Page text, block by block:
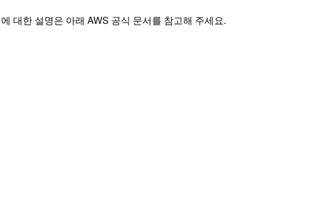
대한 설명은 아래 AWS 공식 문서를 참고해 주세요.